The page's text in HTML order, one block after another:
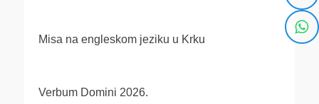
Misa na engleskom jeziku u Krku
Verbum Domini 2026.